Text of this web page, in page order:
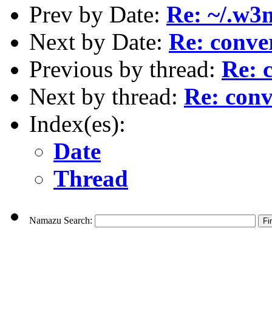
Prev by Date: Re: ~/
Next by Date: Re:
Previous by thread: Re:
Next by thread: Re:
Index(es):
Date
Thread
Namazu Search: